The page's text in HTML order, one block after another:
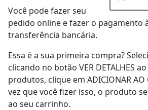
Você pode fazer seu
pedido online e fazer o pagamento
transferência bancária.
Essa é a sua primeira compra?
clicando no botão VER DETALHES
produtos, clique em ADICIONAR AO
vez que você fizer isso, o produto
ao seu carrinho.